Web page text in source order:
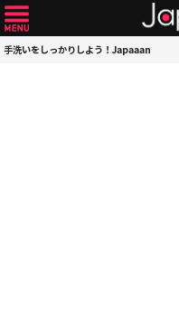
手洗いをしっかりしよう！Japaaan